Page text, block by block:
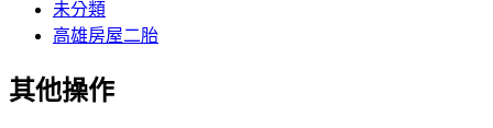
未分類
高雄房屋二胎
其他操作